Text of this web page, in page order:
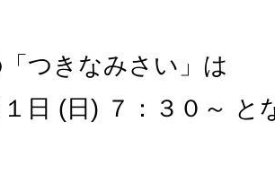
つきなみさい」は
１日 (日) ７：３０～ と